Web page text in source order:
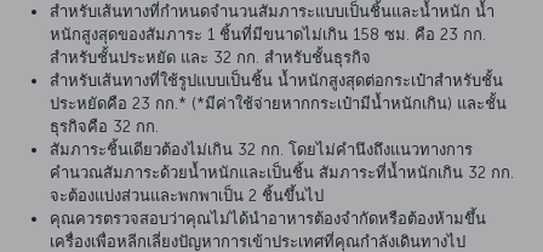
สำหรับเส้นทางที่กำหนดจำนวนสัมภาระแบบเป็นชิ้นและน้ำหนัก น้ำ
หนักสูงสุดของสัมภาระ 1 ชิ้นที่มีขนาดไม่เกิน 158 ซม. คือ 23 กก.
สำหรับชั้นประหยัด และ 32 กก. สำหรับชั้นธุรกิจ
สำหรับเส้นทางที่ใช้รูปแบบเป็นชิ้น น้ำหนักสูงสุดต่อกระเป๋าสำหรับชั้น
ประหยัดคือ 23 กก.* (*มีค่าใช้จ่ายหากกระเป๋ามีน้ำหนักเกิน) และชั้น
ธุรกิจคือ 32 กก.
สัมภาระชิ้นเดียวต้องไม่เกิน 32 กก. โดยไม่คำนึงถึงแนวทางการ
คำนวณสัมภาระด้วยน้ำหนักและเป็นชิ้น สัมภาระที่น้ำหนักเกิน 32 กก.
จะต้องแบ่งส่วนและพกพาเป็น 2 ชิ้นขึ้นไป
คุณควรตรวจสอบว่าคุณไม่ได้นำอาหารต้องจำกัดหรือต้องห้ามขึ้น
เครื่องเพื่อหลีกเลี่ยงปัญหาการเข้าประเทศที่คุณกำลังเดินทางไป